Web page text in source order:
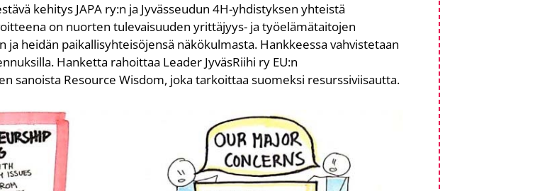
kehitys JAPA ry:n ja Jyvässeudun 4H-yhdistyksen yhteistä
on nuorten tulevaisuuden yrittäjyys- ja työelämätaitojen
heidän paikallisyhteisöjensä näkökulmasta. Hankkeessa vahvistetaan
Hanketta rahoittaa Leader JyväsRiihi ry EU:n
sanoista Resource Wisdom, joka tarkoittaa suomeksi resurssiviisautta.